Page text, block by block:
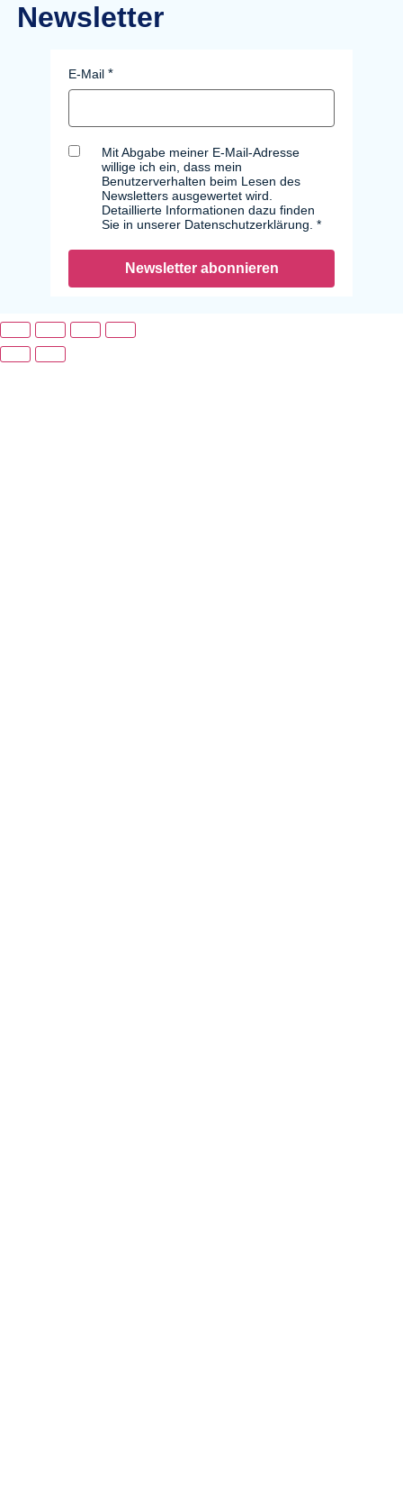
Newsletter
E-Mail
Mit Abgabe meiner E-Mail-Adresse
willige ich ein, dass mein
Benutzerverhalten beim Lesen des
Newsletters ausgewertet wird.
Detaillierte Informationen dazu finden
Sie in unserer Datenschutzerklärung.
Newsletter abonnieren